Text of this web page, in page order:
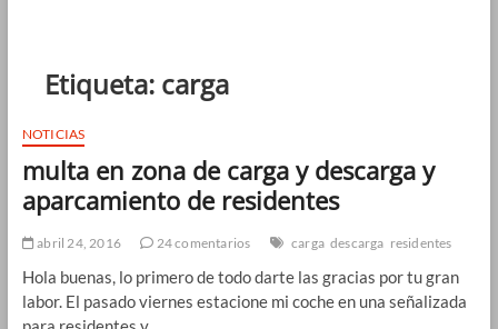
Etiqueta: carga
NOTICIAS
multa en zona de carga y descarga y
aparcamiento de residentes
abril 24, 2016 24 comentarios carga descarga residentes
Hola buenas, lo primero de todo darte las gracias por tu gran
labor. El pasado viernes estacione mi coche en una señalizada